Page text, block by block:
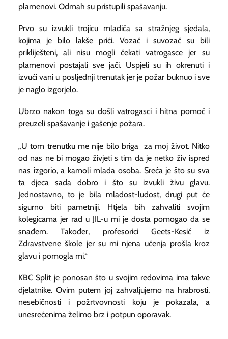
plamenovi. Odmah su pristupili spašavanju.
Prvo su izvukli trojicu mladića sa stražnjeg sjedala,
kojima je bilo lakše prići. Vozač i suvozač su bili
prikliješteni, ali nisu mogli čekati vatrogasce jer su
plamenovi postajali sve jači. Uspjeli su ih okrenuti i
izvući vani u posljednji trenutak jer je požar buknuo i sve
je naglo izgorjelo.
Ubrzo nakon toga su došli vatrogasci i hitna pomoć i
preuzeli spašavanje i gašenje požara.
„U tom trenutku me nije bilo briga za moj život. Nitko
od nas ne bi mogao živjeti s tim da je netko živ ispred
nas izgorio, a kamoli mlada osoba. Sreća je što su sva
ta djeca sada dobro i što su izvukli živu glavu.
Jednostavno, to je bila mladost-ludost, drugi put će
sigurno biti pametniji. Htjela bih zahvaliti svojim
kolegicama jer rad u JIL-u mi je dosta pomogao da se
snađem. Također, profesorici Geets-Kesić iz
Zdravstvene škole jer su mi njena učenja prošla kroz
glavu i pomogla mi.“
KBC Split je ponosan što u svojim redovima ima takve
djelatnike. Ovim putem joj zahvaljujemo na hrabrosti,
nesebičnosti i požrtvovnosti koju je pokazala, a
unesrećenima želimo brz i potpun oporavak.